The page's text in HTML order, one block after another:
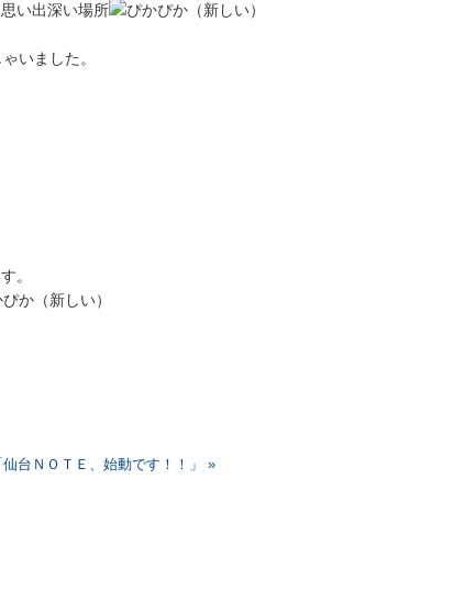
い出深い場所
いました。
。
台ＮＯＴＥ、始動です！！」 »